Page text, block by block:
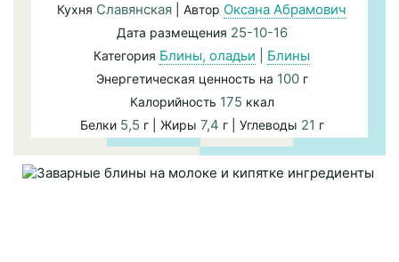
Кухня Славянская | Автор Оксана Абрамович
Дата размещения 25-10-16
Категория Блины, оладьи Блины
Энергетическая ценность на 100г
Калорийность 175 ккал
Белки 5,5 г | Жиры 7,4 г | Углеводы 21 г